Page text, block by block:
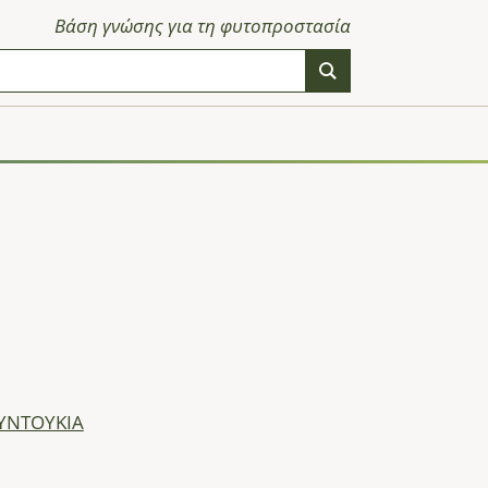
Βάση γνώσης για τη φυτοπροστασία